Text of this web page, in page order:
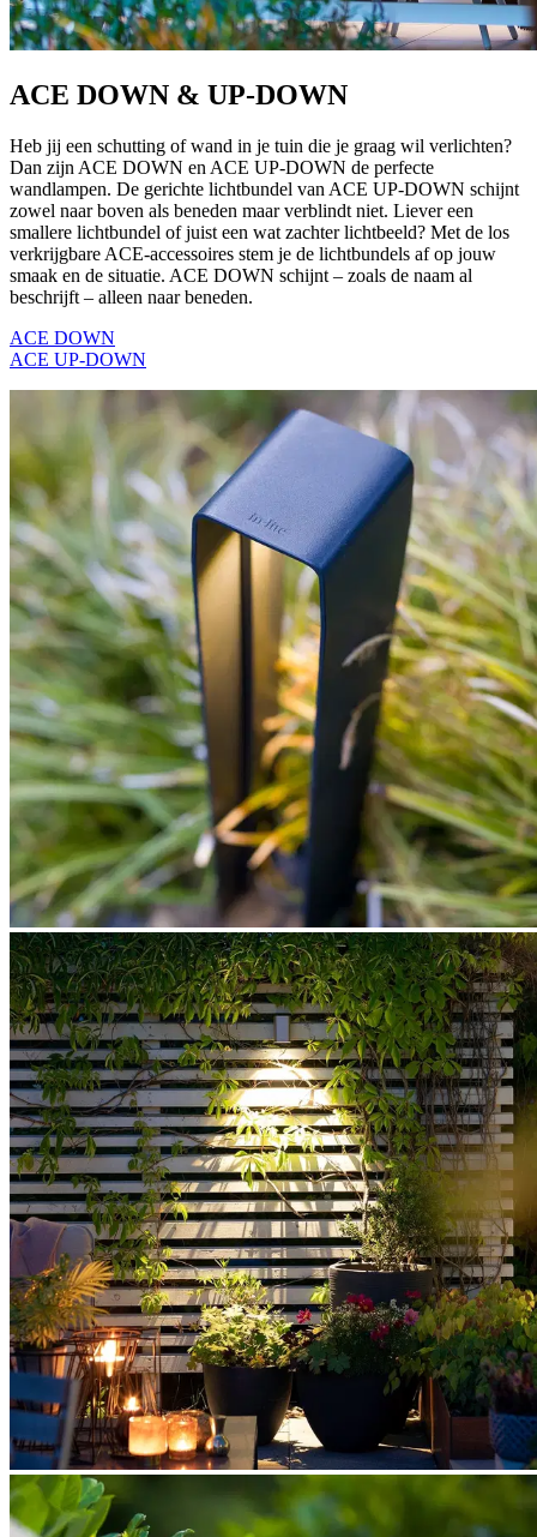
ACE DOWN & UP-DOWN
Heb jij een schutting of wand in je tuin die je graag wil verlichten?
Dan zijn ACE DOWN en ACE UP-DOWN de perfecte
wandlampen. De gerichte lichtbundel van ACE UP-DOWN schijnt
zowel naar boven als beneden maar verblindt niet. Liever een
smallere lichtbundel of juist een wat zachter lichtbeeld? Met de los
verkrijgbare ACE-accessoires stem je de lichtbundels af op jouw
smaak en de situatie. ACE DOWN schijnt – zoals de naam al
beschrijft – alleen naar beneden.
ACE DOWN
ACE UP-DOWN